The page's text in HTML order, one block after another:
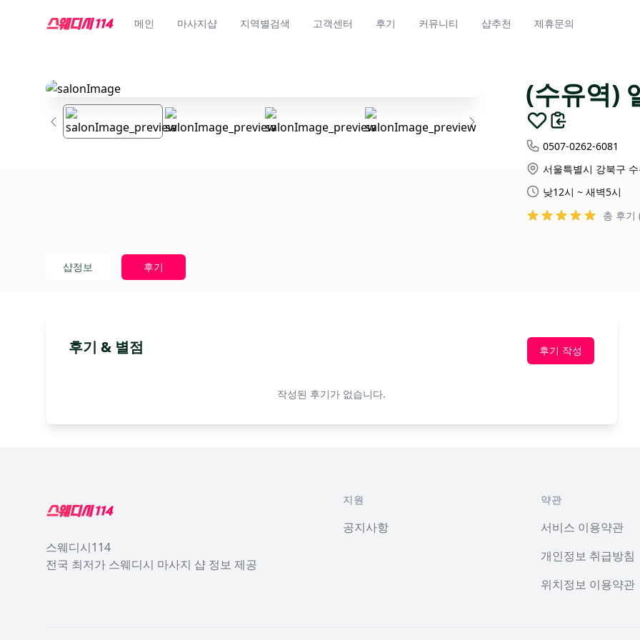
메인 마사지샵 지역별검색 고객센터 후기 커뮤니티 샵추천 제휴문의
(수유역)
0507-0262-6081
서울특별시 강북구
낮12시 ~ 새벽5시
총 후기
샵정보 후기
후기 & 별점 후기 작성
작성된 후기가 없습니다.
스웨디시114
전국 최저가 스웨디시 마사지 샵 정보 제공
지원
공지사항
약관
서비스 이용약관
개인정보 취급방침
위치정보 이용약관